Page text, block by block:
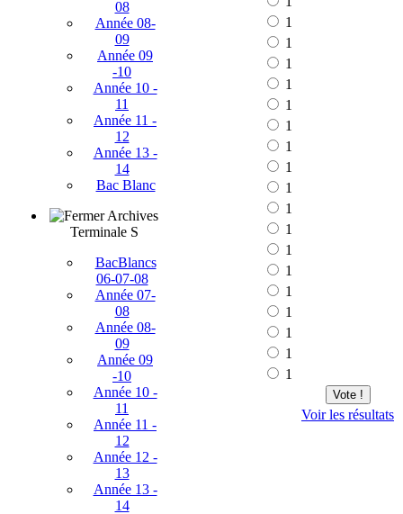
08
Année 08-
09
Année 09
-10
Année 10 -
11
Année 11 -
12
Année 13 -
14
Bac Blanc
Archives
Terminale S
BacBlancs
06-07-08
Année 07-
08
Année 08-
09
Année 09
-10
Année 10 -
11
Année 11 -
12
Année 12 -
13
Année 13 -
14
1
1
1
1
1
1
1
1
1
1
1
1
1
1
1
1
1
1
Vote !
Voir les résultats